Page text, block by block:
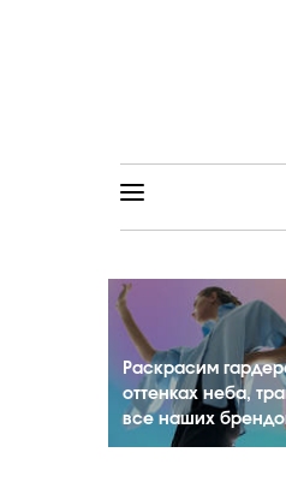
Раскрасим
оттенках неба,
все наших